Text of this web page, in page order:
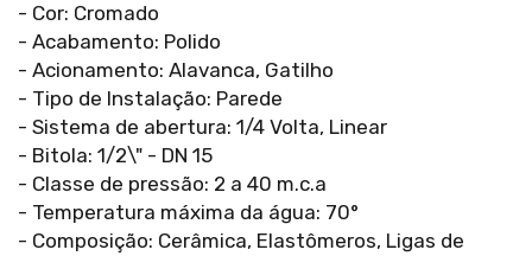
- Cor: Cromado
- Acabamento: Polido
- Acionamento: Alavanca, Gatilho
- Tipo de Instalação: Parede
- Sistema de abertura: 1/4 Volta, Linear
- Bitola: 1/2\" - DN 15
- Classe de pressão: 2 a 40 m.c.a
- Temperatura máxima da água: 70°
- Composição: Cerâmica, Elastômeros, Ligas de